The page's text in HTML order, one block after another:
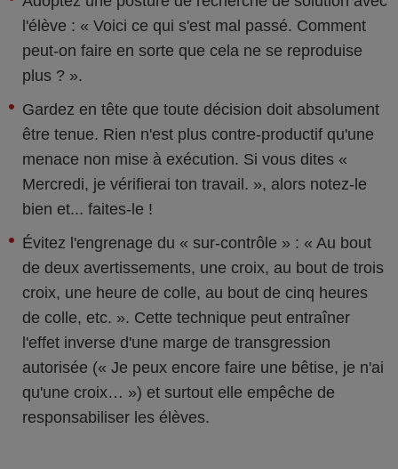
l'élève : « Voici ce qui s'est mal passé. Comment
peut-on faire en sorte que cela ne se reproduise
plus ? ».
Gardez en tête que toute décision doit absolument
être tenue. Rien n'est plus contre-productif qu'une
menace non mise à exécution. Si vous dites «
Mercredi, je vérifierai ton travail. », alors notez-le
bien et... faites-le !
Évitez l'engrenage du « sur-contrôle » : « Au bout
de deux avertissements, une croix, au bout de trois
croix, une heure de colle, au bout de cinq heures
de colle, etc. ». Cette technique peut entraîner
l'effet inverse d'une marge de transgression
autorisée (« Je peux encore faire une bêtise, je n'ai
qu'une croix… ») et surtout elle empêche de
responsabiliser les élèves.